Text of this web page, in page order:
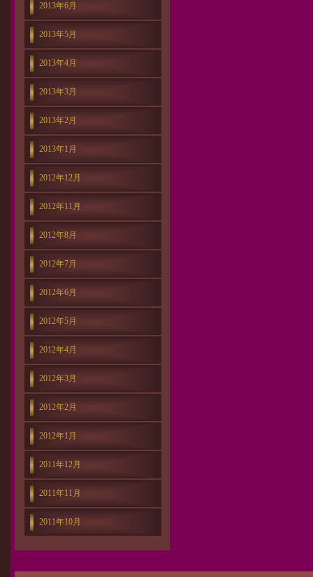
2013年6月
2013年5月
2013年4月
2013年3月
2013年2月
2013年1月
2012年12月
2012年11月
2012年8月
2012年7月
2012年6月
2012年5月
2012年4月
2012年3月
2012年2月
2012年1月
2011年12月
2011年11月
2011年10月